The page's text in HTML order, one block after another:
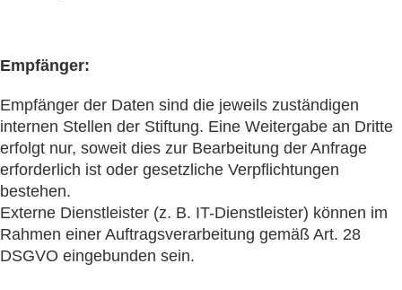
Empfänger:
Empfänger der Daten sind die jeweils zuständigen
internen Stellen der Stiftung. Eine Weitergabe an Dritte
erfolgt nur, soweit dies zur Bearbeitung der Anfrage
erforderlich ist oder gesetzliche Verpflichtungen
bestehen.
Externe Dienstleister (z. B. IT-Dienstleister) können im
Rahmen einer Auftragsverarbeitung gemäß Art. 28
DSGVO eingebunden sein.